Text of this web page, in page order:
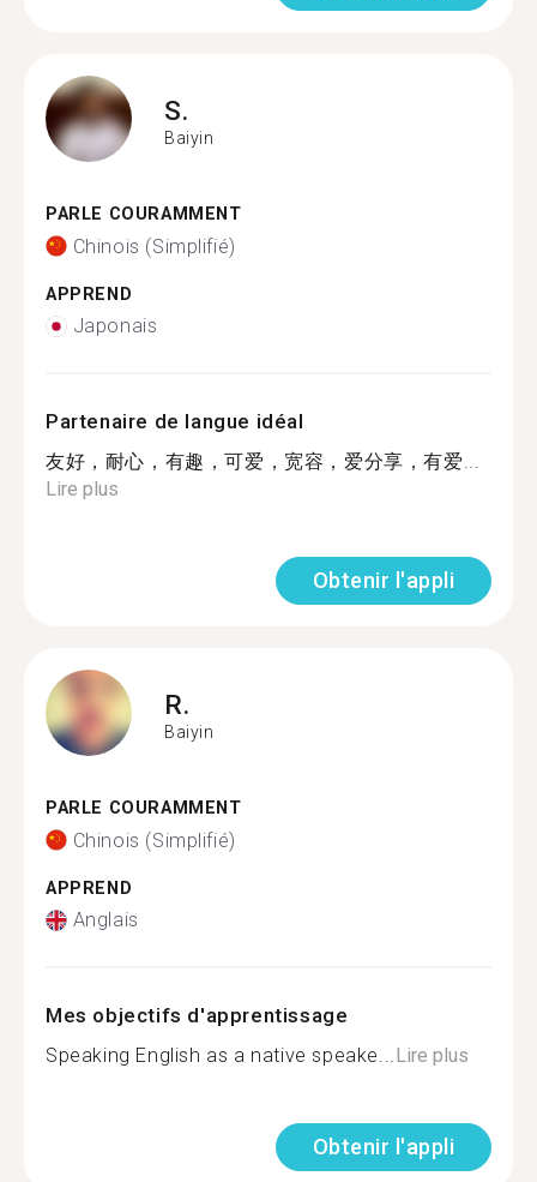
S.
Baiyin
PARLE COURAMMENT
Chinois (Simplifié)
APPREND
Japonais
Partenaire de langue idéal
友好，耐心，有趣，可爱，宽容，爱分享，有爱...
Lire plus
Obtenir l'appli
R.
Baiyin
PARLE COURAMMENT
Chinois (Simplifié)
APPREND
Anglais
Mes objectifs d'apprentissage
Speaking English as a native speake...Lire plus
Obtenir l'appli